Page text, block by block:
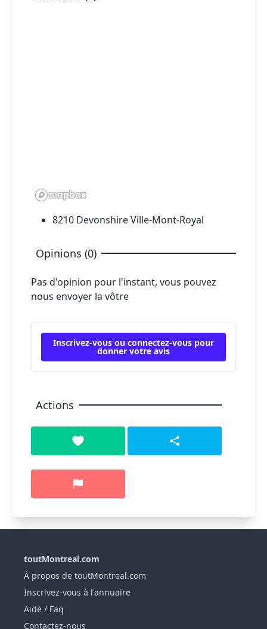
8210 Devonshire Ville-Mont-Royal
Opinions (0)
Pas d'opinion pour l'instant, vous pouvez
nous envoyer la vôtre
Inscrivez-vous ou connectez-vous pour
donner votre avis
Actions
toutMontreal.com
À propos de toutMontreal.com
Inscrivez-vous à l'annuaire
Aide / Faq
Contactez-nous